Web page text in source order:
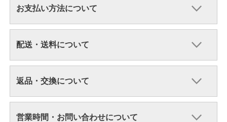
お支払い方法について
配送・送料について
返品・交換について
営業時間・お問い合わせについて